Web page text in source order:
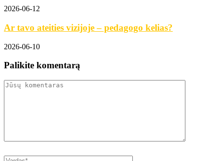
2026-06-12
Ar tavo ateities vizijoje – pedagogo kelias?
2026-06-10
Palikite komentarą